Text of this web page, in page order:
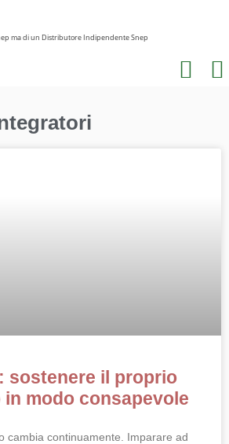
ma di un Distributore Indipendente Snep
sostenere il proprio
modo consapevole
cambia continuamente. Imparare ad